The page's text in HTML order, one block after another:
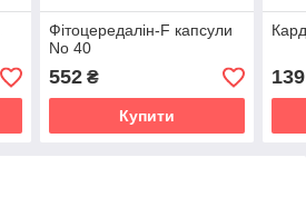
Фітоцередалін-F капсули
No 40
552₴
Купити
139